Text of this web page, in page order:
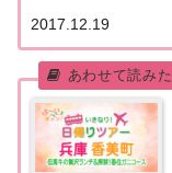
2017.12.19